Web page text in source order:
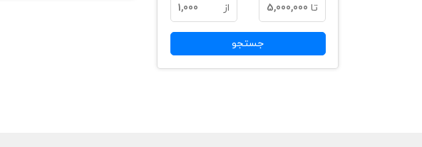
تا 5,000,000 از 1,000
جستجو